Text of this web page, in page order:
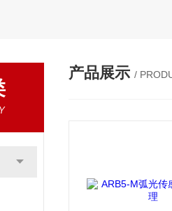
产品展示 /